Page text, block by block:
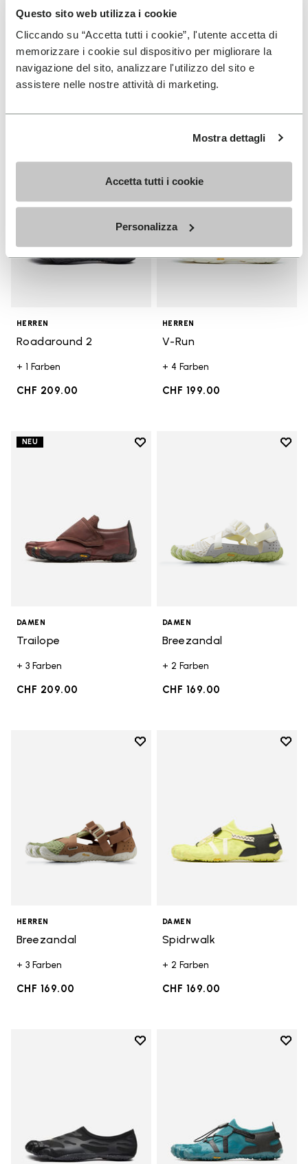
Questo sito web utilizza i cookie
Cliccando su “Accetta tutti i cookie”, l'utente accetta di
memorizzare i cookie sul dispositivo per migliorare la
navigazione del sito, analizzare l'utilizzo del sito e
assistere nelle nostre attività di marketing.
Mostra dettagli
Accetta tutti i cookie
Personalizza
Roadaround 2
+ 1 Farben
CHF 209.00
V-Run
+ 5 Farben
CHF 199.00
Add to wishlist
HERREN
Roadaround 2
+ 1 Farben
CHF 209.00
Add
HERREN
V-Run
+ 4 Farben
CHF 199.00
NEU
Add to wishlist
DAMEN
Trailope
+ 3 Farben
CHF 209.00
Add
DAMEN
Breezandal
+ 2 Farben
CHF 169.00
Add to wishlist
HERREN
Breezandal
+ 3 Farben
CHF 169.00
Add
DAMEN
Spidrwalk
+ 2 Farben
CHF 169.00
Add to wishlist
Add